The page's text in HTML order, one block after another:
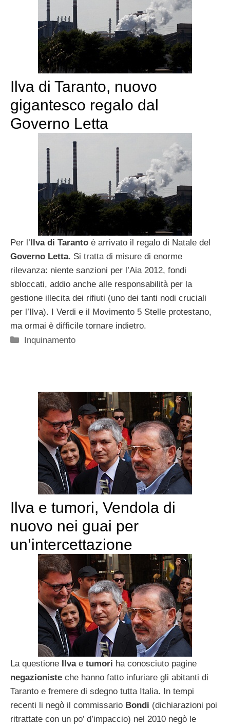
Ilva di Taranto, nuovo
gigantesco regalo dal
Governo Letta
Per l’Ilva di Taranto è arrivato il regalo di Natale del
Governo Letta. Si tratta di misure di enorme
rilevanza: niente sanzioni per l’Aia 2012, fondi
sbloccati, addio anche alle responsabilità per la
gestione illecita dei rifiuti (uno dei tanti nodi cruciali
per l’Ilva). I Verdi e il Movimento 5 Stelle protestano,
ma ormai è difficile tornare indietro.
Categorie
Inquinamento
Ilva e tumori, Vendola di
nuovo nei guai per
un’intercettazione
La questione Ilvae tumori ha conosciuto pagine
negazioniste che hanno fatto infuriare gli abitanti di
Taranto e fremere di sdegno tutta Italia. In tempi
recenti li negò il commissario Bondi (dichiarazioni poi
ritrattate con un po’ d’impaccio) nel 2010 negò le